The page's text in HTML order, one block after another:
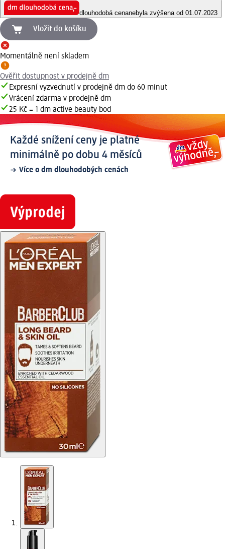
dlouhodobá cenanebyla zvýšena od 01.07.2023
Vložit do košíku
Momentálně není skladem
Ověřit dostupnost v prodejně dm
Expresní vyzvednutí v prodejně dm do 60 minut
Vrácení zdarma v prodejně dm
25 Kč = 1 dm active beauty bod
Každé snížení ceny je platné
minimálně po dobu 4 měsíců
Více o dm dlouhodobých cenách